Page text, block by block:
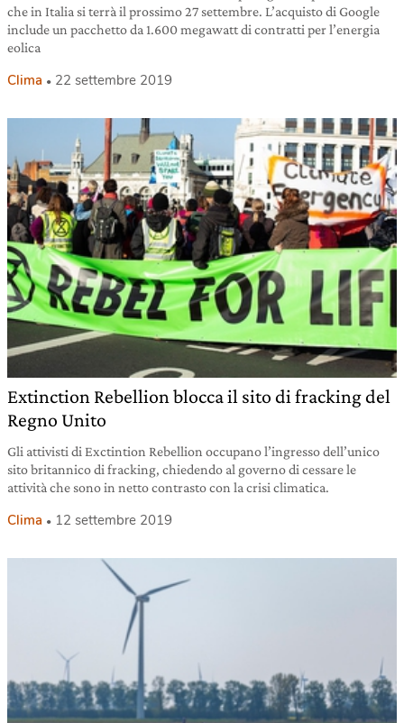
che in Italia si terrà il prossimo 27 settembre. L’acquisto di Google
include un pacchetto da 1.600 megawatt di contratti per l’energia
eolica
Clima 22 settembre 2019
Extinction Rebellion blocca il sito di fracking del
Regno Unito
Gli attivisti di Exctintion Rebellion occupano l’ingresso dell’unico
sito britannico di fracking, chiedendo al governo di cessare le
attività che sono in netto contrasto con la crisi climatica.
Clima 12 settembre 2019